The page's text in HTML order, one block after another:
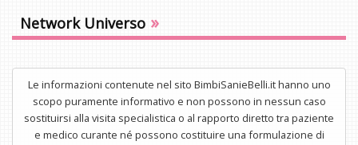
Network Universo »
Le informazioni contenute nel sito BimbiSanieBelli.it hanno uno
scopo puramente informativo e non possono in nessun caso
sostituirsi alla visita specialistica o al rapporto diretto tra paziente
e medico curante né possono costituire una formulazione di